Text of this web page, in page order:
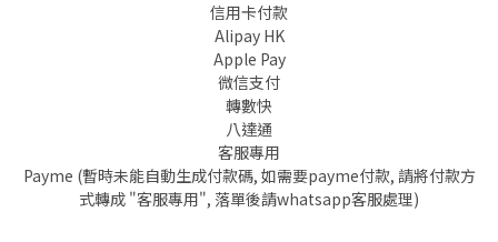
信用卡付款
Alipay HK
Apple Pay
微信支付
轉數快
八達通
客服專用
Payme (暫時未能自動生成付款碼, 如需要payme付款, 請將付款方
式轉成 "客服專用", 落單後請whatsapp客服處理)